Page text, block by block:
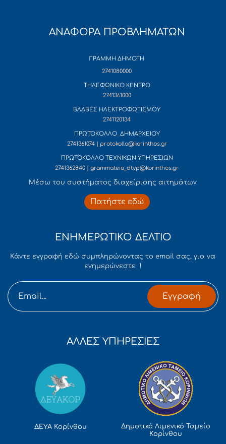
ΑΝΑΦΟΡΑ ΠΡΟΒΛΗΜΑΤΩΝ
ΓΡΑΜΜΗ ΔΗΜΟΤΗ
2741080000
ΤΗΛΕΦΩΝΙΚΟ ΚΕΝΤΡΟ
2741361000
ΒΛΑΒΕΣ ΗΛΕΚΤΡΟΦΩΤΙΣΜΟΥ
2741120134
ΠΡΩΤΟΚΟΛΛΟ ΔΗΜΑΡΧΕΙΟΥ
2741361074 | protokollo@korinthos.gr
ΠΡΩΤΟΚΟΛΛΟ ΤΕΧΝΙΚΩΝ ΥΠΗΡΕΣΙΩΝ
2741362840 | grammateia_dtyp@korinthos.gr
Mέσω του συστήματος διαχείρισης αιτημάτων
Πατήστε εδώ
ΕΝΗΜΕΡΩΤΙΚΟ ΔΕΛΤΙΟ
Κάντε εγγραφή εδώ συμπληρώνοντας το email σας, για να
ενημερώνεστε !
Εγγραφή
ΑΛΛΕΣ ΥΠΗΡΕΣΙΕΣ
ΔΕΥΑ Κορίνθου
Δημοτικό Λιμενικό Ταμείο
Κορίνθου